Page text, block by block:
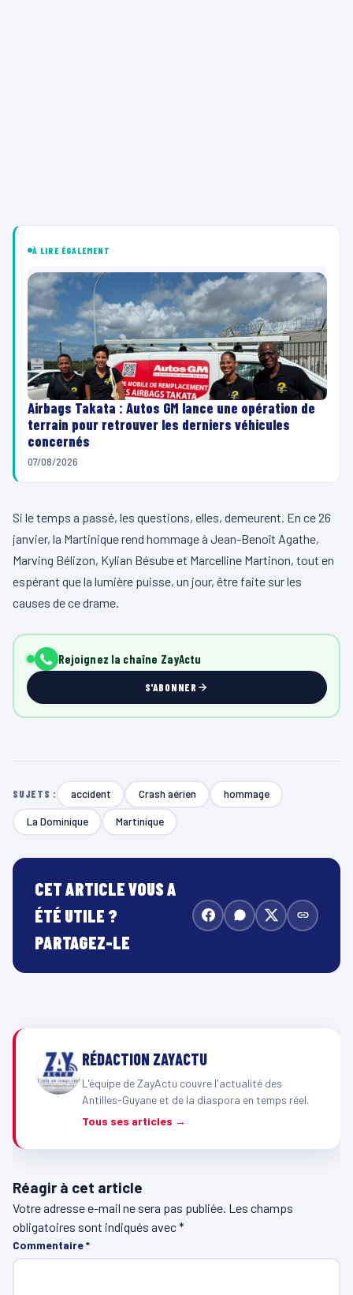
À LIRE ÉGALEMENT
Airbags Takata : Autos GM lance une opération de
terrain pour retrouver les derniers véhicules
concernés
07/08/2026
Si le temps a passé, les questions, elles, demeurent. En ce 26
janvier, la Martinique rend hommage à Jean-Benoît Agathe,
Marving Bélizon, Kylian Bésube et Marcelline Martinon, tout en
espérant que la lumière puisse, un jour, être faite sur les
causes de ce drame.
Rejoignez la chaîne ZayActu
S'ABONNER
SUJETS : accident Crash aérien hommage
La Dominique Martinique
CET ARTICLE VOUS A
ÉTÉ UTILE ?
PARTAGEZ-LE
RÉDACTION ZAYACTU
L'équipe de ZayActu couvre l'actualité des
Antilles-Guyane et de la diaspora en temps réel.
Tous ses articles →
Réagir à cet article
Votre adresse e-mail ne sera pas publiée. Les champs
obligatoires sont indiqués avec*
Commentaire*